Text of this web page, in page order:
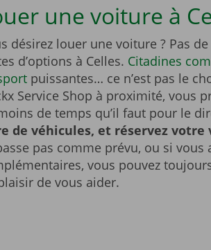
une voiture à
désirez louer une voiture ? Pas
d’options à Celles. Citadines
puissantes… ce n’est pas le
Service Shop à proximité, vous
de temps qu’il faut pour le
de véhicules, et réservez
pas comme prévu, ou si vous
vous pouvez
de vous aider.